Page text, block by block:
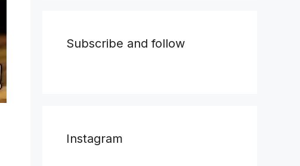
Subscribe and follow
Instagram